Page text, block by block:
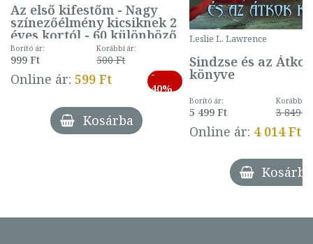
Az első kifestőm - Nagy
színezőélmény kicsiknek 2
éves kortól - 60 különböző
mintával (gombás)
Borító ár:
999 Ft
Korábbi ár:
500 Ft
Online ár: 599 Ft
-
40%
Kosárba
Leslie L. Lawrence
Sindzse és az Átkok
könyve
Borító ár:
5 499 Ft
Korábbi
3 849 Ft
Online ár: 4 014 Ft
Kosárba